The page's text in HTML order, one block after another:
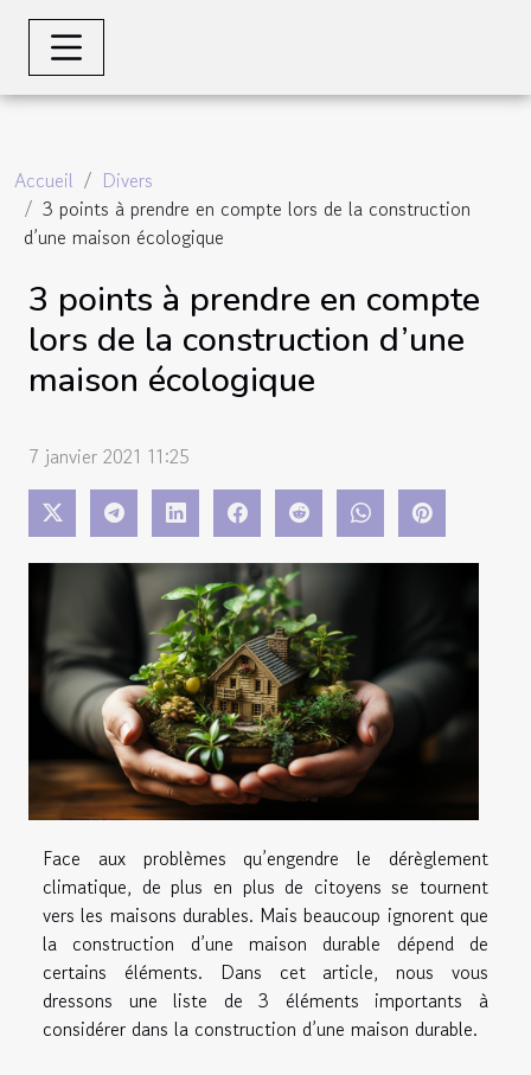
Accueil
Divers
3 points à prendre en compte lors de la construction
d’une maison écologique
3 points à prendre en compte
lors de la construction d’une
maison écologique
7 janvier 2021 11:25
Face aux problèmes qu’engendre le dérèglement
climatique, de plus en plus de citoyens se tournent
vers les maisons durables. Mais beaucoup ignorent que
la construction d’une maison durable dépend de
certains éléments. Dans cet article, nous vous
dressons une liste de 3 éléments importants à
considérer dans la construction d’une maison durable.